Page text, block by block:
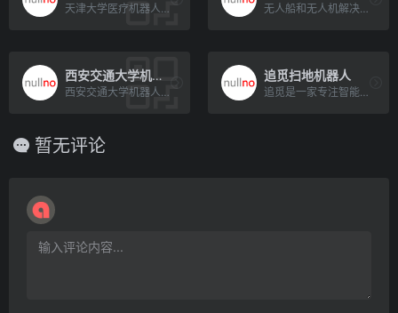
天津大学医疗机器人与智能系统研究院（以下简称研究院）是天津滨海高新技术产业开发区管委会与天津大学共建的独立法人[…] 无人船和无人机解决方案
西安交通大学机器人技术研究所
西安交通大学机器人技术研究所在机器人学和人工智能领域具有较高的研究水平。他们的研究方向包括机器人智能控制、服务[…]
追觅扫地机器人
追觅是一家专注智能生活家电的全球化科技公司，于2017年创立。它起源于清华大学校内规模最大的科技平台“天空工[…]
暂无评论